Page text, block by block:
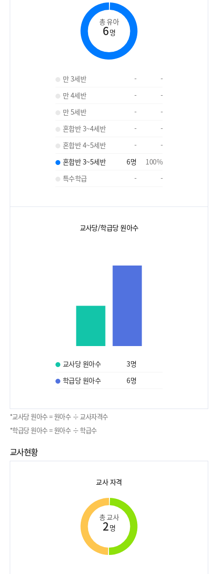
총 유아
6명
만 3세반 -
-
만 4세반
-
-
만 5세반
-
-
혼합반 3~4세반
-
-
혼합반 4~5세반
-
-
혼합반 3~5세반
6명 100%
특수학급
- -
교사당/학급당 원아수
교사당 원아수 3명
학급당 원아수
6명
*교사당 원아수 = 원아수 ÷ 교사자격수
*학급당 원아수 = 원아수 ÷ 학급수
교사현황
교사 자격
총 교사
2명